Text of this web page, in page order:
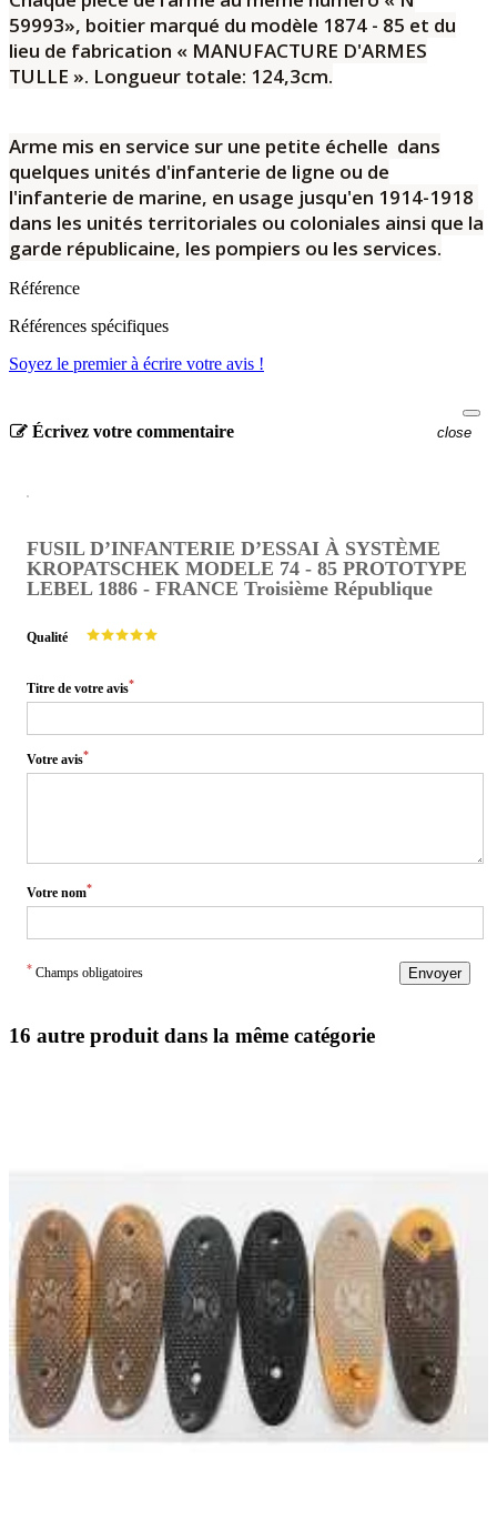
59993», boitier marqué du modèle 1874 - 85 et du
lieu de fabrication « MANUFACTURE D'ARMES
TULLE ». Longueur totale: 124,3cm.
Arme mis en service sur une petite échelle dans
quelques unités d'infanterie de ligne ou de
l'infanterie de marine, en usage jusqu'en 1914-1918
dans les unités territoriales ou coloniales ainsi que la
garde républicaine, les pompiers ou les services.
Référence
Références spécifiques
Soyez le premier à écrire votre avis !
Écrivez votre commentaire close
FUSIL D’INFANTERIE D’ESSAI À SYSTÈME
KROPATSCHEK MODELE 74 - 85 PROTOTYPE
LEBEL 1886 - FRANCE Troisième République
Qualité
Titre de votre avis*
Votre avis*
Votre nom*
* Champs obligatoires Envoyer
16 autre produit dans la même catégorie